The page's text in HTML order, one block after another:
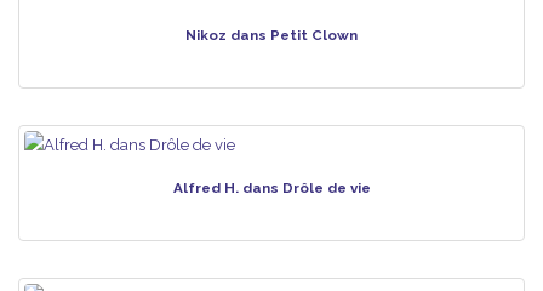
Nikoz dans Petit Clown
Alfred H. dans Drôle de vie